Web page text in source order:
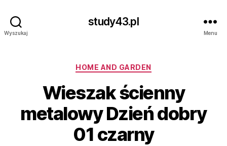
Wyszukaj
study43.pl
Menu
Kategorie
HOME AND GARDEN
Wieszak ścienny
metalowy Dzień dobry
01 czarny